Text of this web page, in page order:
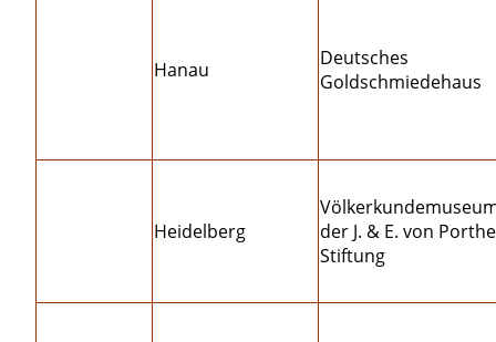
Hanau
Deutsches
Goldschmiedehaus
Heidelberg
der J. & E. von
Stiftung